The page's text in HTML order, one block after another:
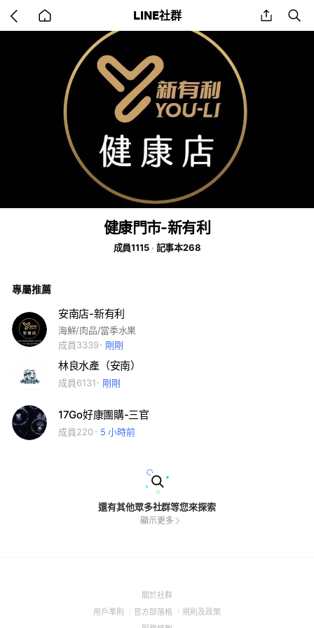
back
to
LINE社群 share
健康門市-新有利
成員1115 記事本268
專屬推薦
安南店-新有利
海鮮/肉品/當季水果
成員3339
剛剛
林良水產（安南）
成員6131 剛剛
17Go好康團購-三官
成員220 5 小時前
還有其他眾多社群等您來探索
顯示更多
關於社群(Open
用戶準則
(Open
官方部落格
(Open
規則及政策(Open